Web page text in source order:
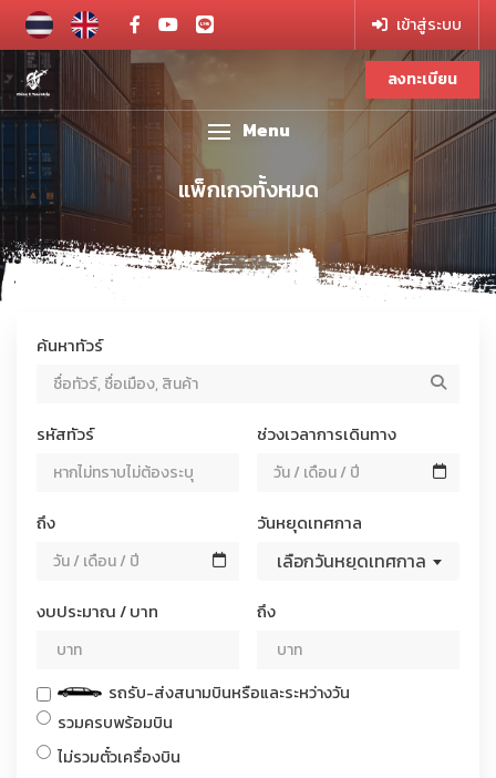
เข้าสู่ระบบ
ลงทะเบียน
Menu
แพ็กเกจทั้งหมด
ค้นหาทัวร์
รหัสทัวร์ ช่วงเวลาการเดินทาง
ถึง วันหยุดเทศกาล
เลือกวันหยุดเทศกาล
งบประมาณ / บาท ถึง
รถรับ-ส่งสนามบินหรือและระหว่างวัน
รวมครบพร้อมบิน
ไม่รวมตั๋วเครื่องบิน